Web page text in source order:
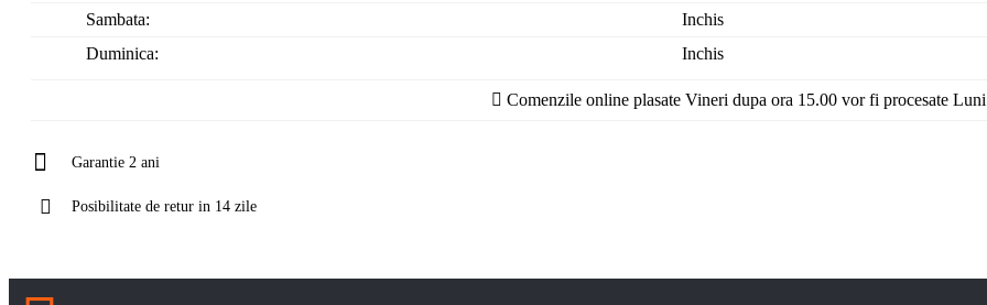
Sambata:
Inchis
Duminica:
Inchis
Comenzile online plasate Vineri dupa ora 15.00 vor fi procesate
Garantie 2 ani
Posibilitate de retur in 14 zile